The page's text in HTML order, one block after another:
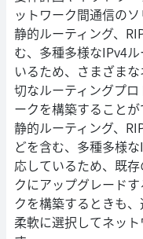
ットワーク間通信の
静的ルーティング、
む、多種多様なIPv4
いるため、さまざま
切なルーティングプ
ークを構築することが
静的ルーティング、
どを含む、多種多様
応しているため、既
クにアップグレード
クを構築するときも
柔軟に選択してネッ